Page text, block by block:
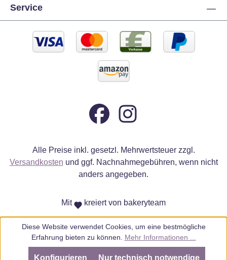
Service
Alle Preise inkl. gesetzl. Mehrwertsteuer zzgl.
Versandkosten und ggf. Nachnahmegebühren, wenn nicht
anders angegeben.
Mit kreiert von bakeryteam
Diese Website verwendet Cookies, um eine bestmögliche
Erfahrung bieten zu können. Mehr Informationen ...
Nur technisch notwendige
Konfigurieren